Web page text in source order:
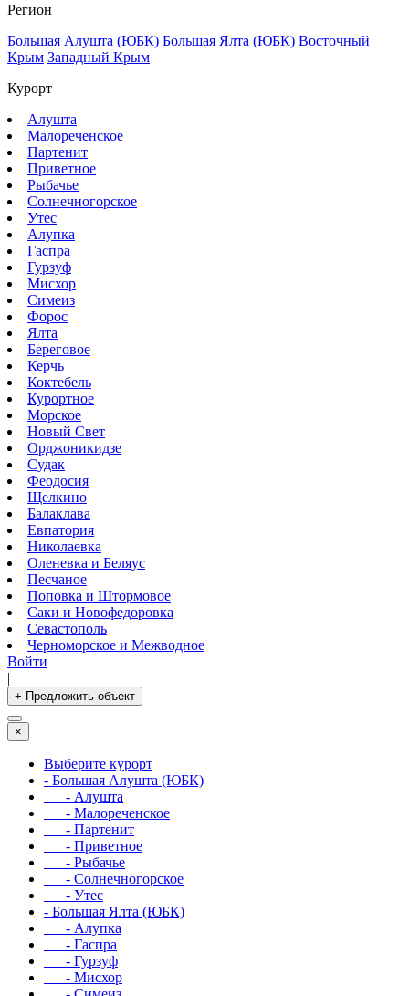
Регион
Большая Алушта (ЮБК) Большая Ялта (ЮБК) Восточный
Крым Западный Крым
Курорт
Алушта
Малореченское
Партенит
Приветное
Рыбачье
Солнечногорское
Утес
Алупка
Гаспра
Гурзуф
Мисхор
Симеиз
Форос
Ялта
Береговое
Керчь
Коктебель
Курортное
Морское
Новый Свет
Орджоникидзе
Судак
Феодосия
Щелкино
Балаклава
Евпатория
Николаевка
Оленевка и Беляус
Песчаное
Поповка и Штормовое
Саки и Новофедоровка
Севастополь
Черноморское и Межводное
Войти
|
+ Предложить объект
×
Выберите курорт
- Большая Алушта (ЮБК)
- Алушта
- Малореченское
- Партенит
- Приветное
- Рыбачье
- Солнечногорское
- Утес
- Большая Ялта (ЮБК)
- Алупка
- Гаспра
- Гурзуф
- Мисхор